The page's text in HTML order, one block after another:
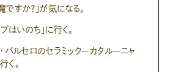
ですか？」が気になる。
はいのち」に行く。
・バルセロのセラミックーカタルーニャ
く。